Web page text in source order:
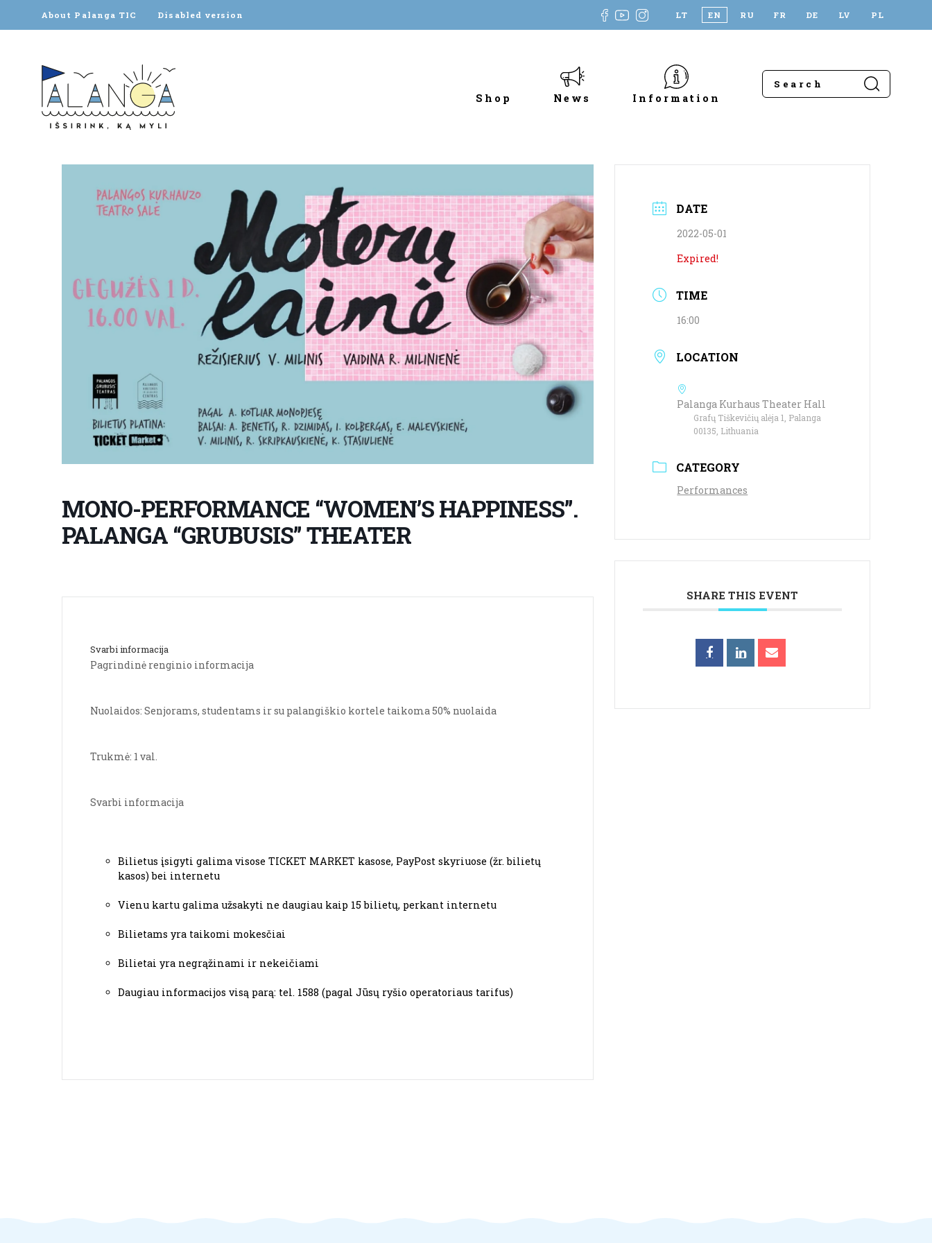
About Palanga TIC Disabled version LT EN RU FR DE LV PL
Shop News Information
MONO-PERFORMANCE “WOMEN’S HAPPINESS”.
PALANGA “GRUBUSIS” THEATER
Svarbi informacija
Pagrindinė renginio informacija
Nuolaidos: Senjorams, studentams ir su palangiškio kortele taikoma 50% nuolaida
Trukmė: 1 val.
Svarbi informacija
Bilietus įsigyti galima visose TICKET MARKET kasose, PayPost skyriuose (žr. bilietų
kasos) bei internetu
Vienu kartu galima užsakyti ne daugiau kaip 15 bilietų, perkant internetu
Bilietams yra taikomi mokesčiai
Bilietai yra negrąžinami ir nekeičiami
Daugiau informacijos visą parą: tel. 1588 (pagal Jūsų ryšio operatoriaus tarifus)
DATE
2022-05-01
Expired!
TIME
16:00
LOCATION
Palanga Kurhaus Theater Hall
Grafų Tiškevičių alėja 1, Palanga
00135, Lithuania
CATEGORY
Performances
SHARE THIS EVENT